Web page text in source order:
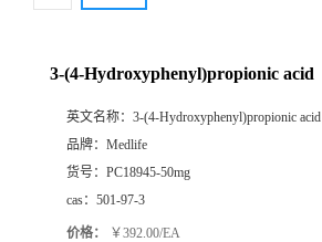
3-(4-Hydroxyphenyl)propionic acid
英文名称： 3-(4-Hydroxyphenyl)propionic acid
品牌： Medlife
货号： PC18945-50mg
cas： 501-97-3
价格： ￥392.00/EA